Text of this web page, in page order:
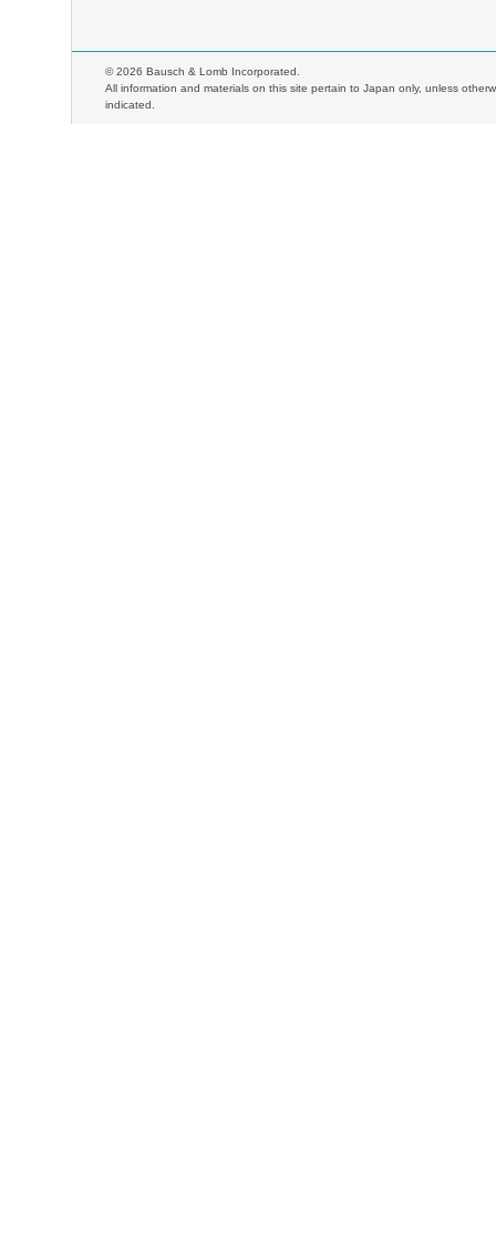
©2026 Bausch & Lomb Incorporated.
All information and materials on this site pertain to Japan only, unless
indicated.